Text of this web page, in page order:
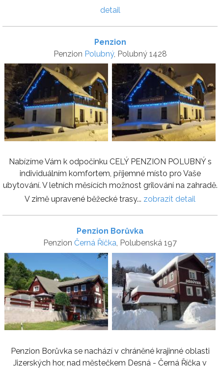
detail
Penzion
Penzion Polubný, Polubný 1428
Nabízíme Vám k odpočinku CELÝ PENZION POLUBNÝ s
individuálním komfortem, příjemné místo pro Vaše
ubytování. V letních měsících možnost grilování na zahradě.
V zimě upravené běžecké trasy... zobrazit detail
Penzion Borůvka
Penzion Černá Říčka, Polubenská 197
Penzion Borůvka se nachází v chráněné krajinné oblasti
Jizerských hor, nad městečkem Desná - Černá Říčka v